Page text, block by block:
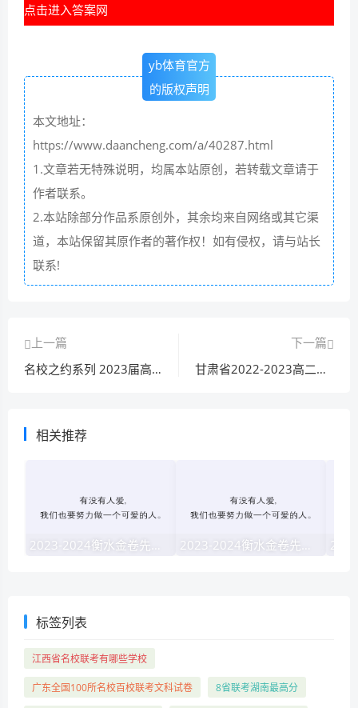
点击进入答案网
yb体育官方
的版权声明
本文地址：
https://www.daancheng.com/a/40287.html
1.文章若无特殊说明，均属本站原创，若转载文章请于
作者联系。
2.本站除部分作品系原创外，其余均来自网络或其它渠
道，本站保留其原作者的著作权！如有侵权，请与站长
联系!
上一篇
名校之约系列 2023届高三高考精准备考押题卷(二)2数学答案
下一篇
甘肃省2022-2023高二期末练习卷(23-564b)英语试卷试卷答案答案
相关推荐
标签列表
江西省名校联考有哪些学校
广东全国100所名校百校联考文科试卷 8省联考湖南最高分